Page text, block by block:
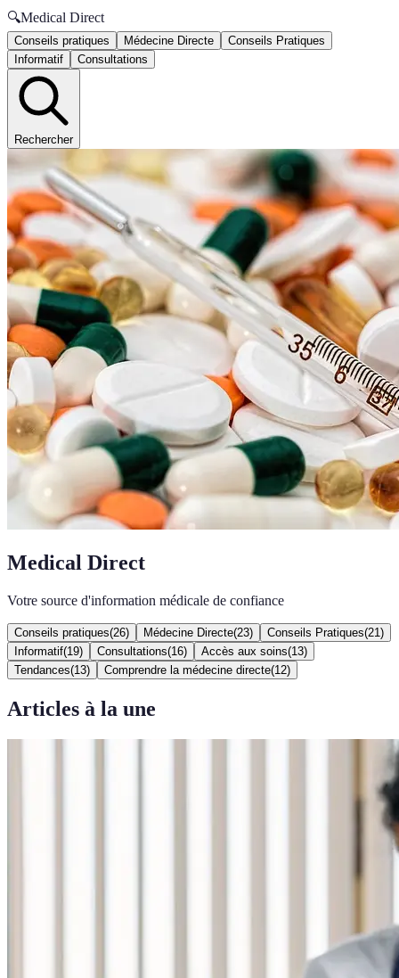
🔍Medical Direct
Conseils pratiques Médecine Directe
Conseils Pratiques
Informatif
Consultations
Rechercher
Medical Direct
Votre source d'information médicale de confiance
Conseils pratiques(26) Médecine Directe(23) Conseils Pratiques(21 )
Informatif(19) Consultations(16) Accès aux soins(13)
Tendances(13) Comprendre la médecine directe(12)
Articles à la une